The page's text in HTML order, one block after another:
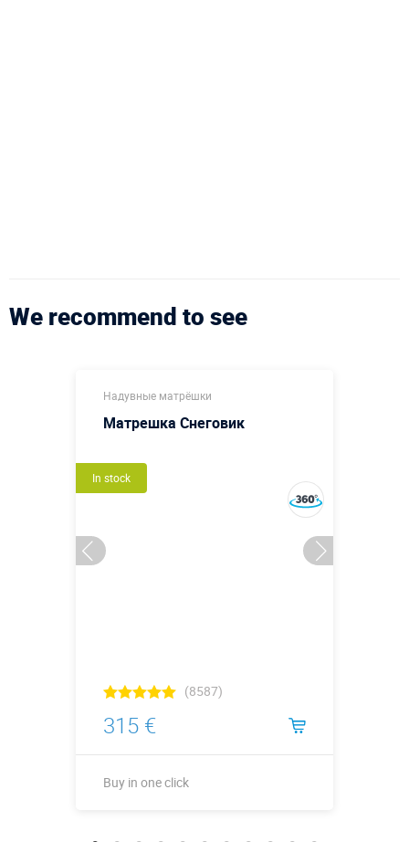
We recommend to see
Надувные матрёшки
Матрешка Снеговик
In stock
(8587)
315 €
Buy in one click